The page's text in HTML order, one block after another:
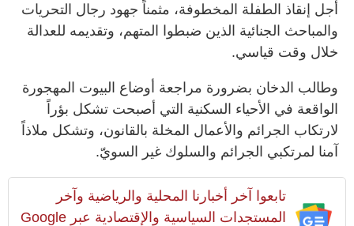
أجل إنقاذ الطفلة المخطوفة، مثمناً جهود رجال التحريات
والمباحث الجنائية الذين ضبطوا المتهم، وتقديمه للعدالة
خلال وقت قياسي.
وطالب الدخان بضرورة مراجعة أوضاع البيوت المهجورة
الواقعة في الأحياء السكنية التي أصبحت تشكل بؤراً
لارتكاب الجرائم والأعمال المخلة بالقانون، وتشكل ملاذاً
آمنا لمرتكبي الجرائم والسلوك غير السويّ.
تابعوا آخر أخبارنا المحلية والرياضية وآخر
المستجدات السياسية والإقتصادية عبر Google